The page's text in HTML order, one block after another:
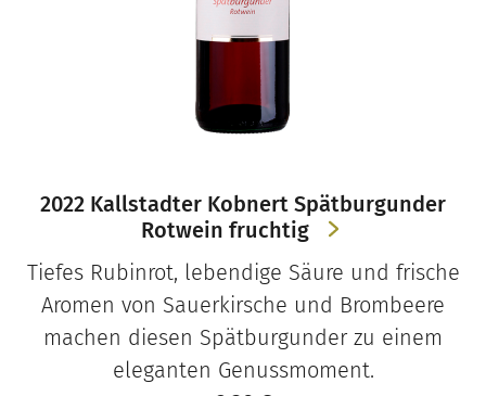
2022 Kallstadter Kobnert Spätburgunder
Rotwein fruchtig
Tiefes Rubinrot, lebendige Säure und frische
Aromen von Sauerkirsche und Brombeere
machen diesen Spätburgunder zu einem
eleganten Genussmoment.